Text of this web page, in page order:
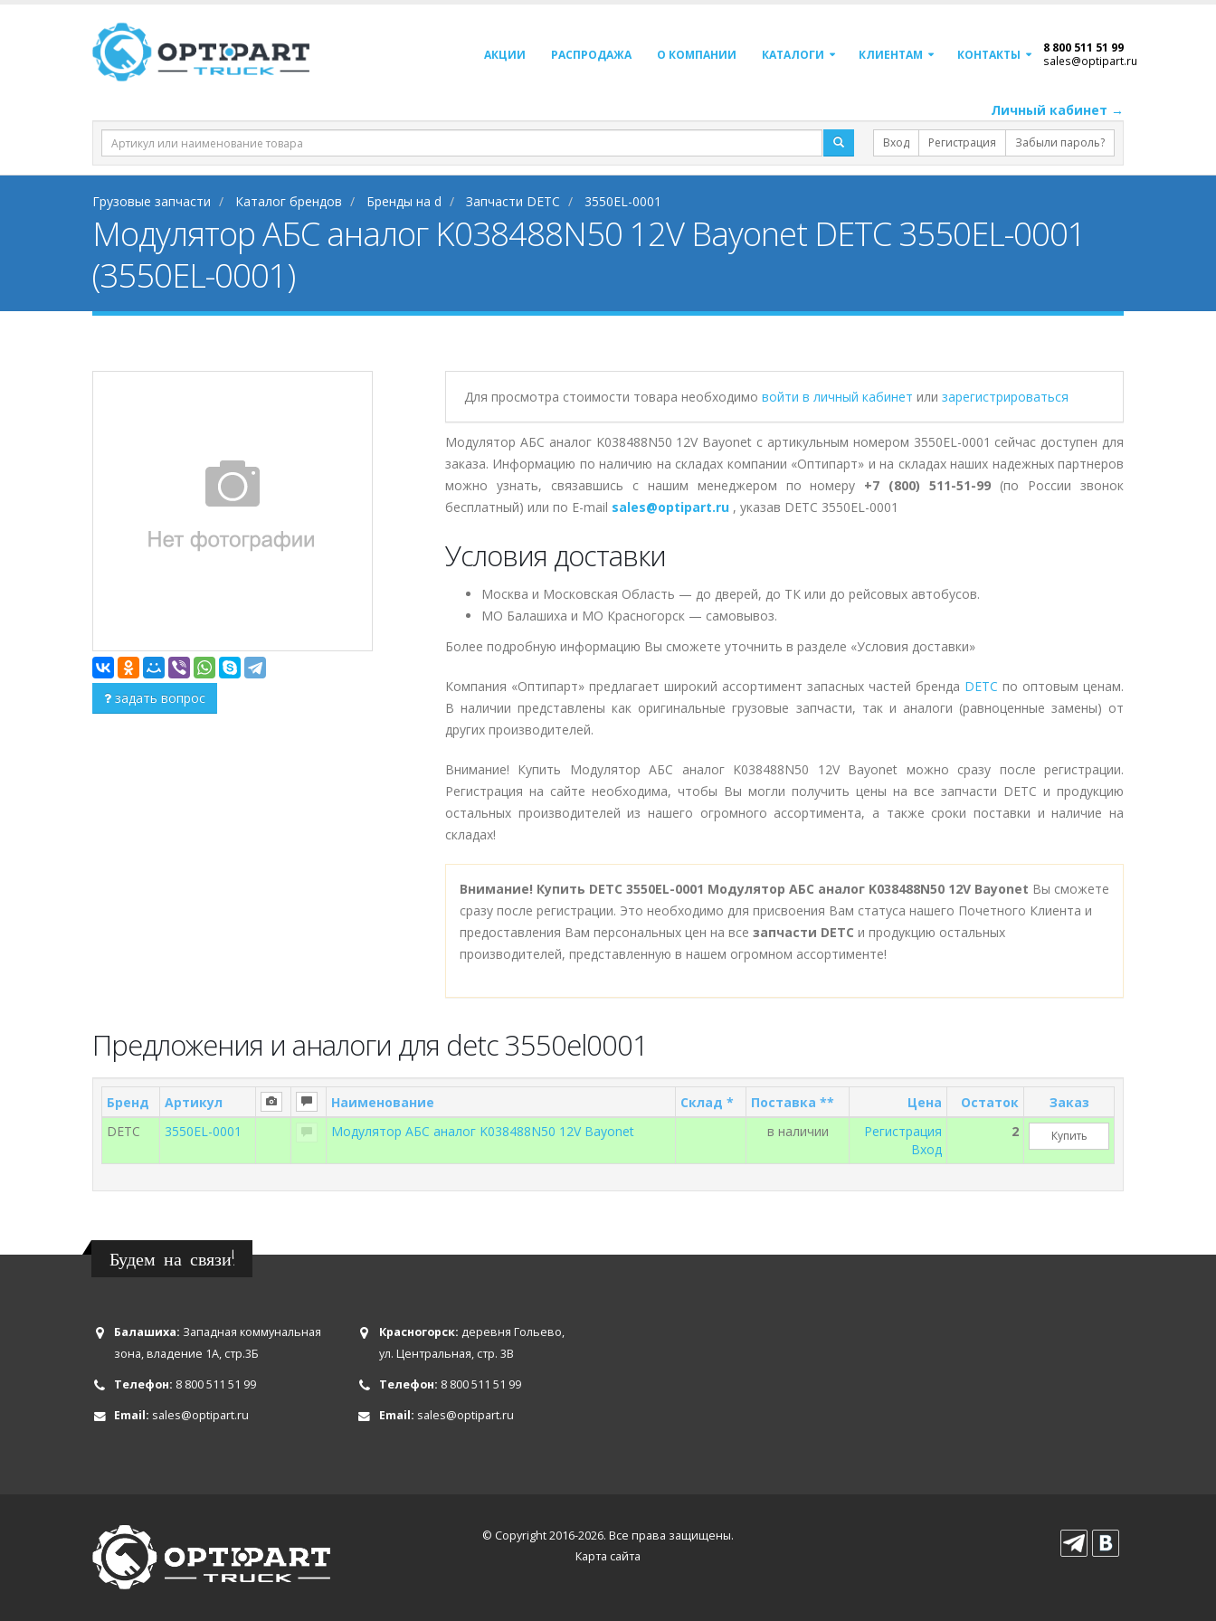
АКЦИИ РАСПРОДАЖА О КОМПАНИИ КАТАЛОГИ КЛИЕНТАМ КОНТАКТЫ 8 800 511 51 99
sales@optipart.ru
Личный кабинет →
Вход Регистрация Забыли пароль?
Грузовые запчасти Каталог брендов Бренды на d Запчасти DETC 3550EL-0001
Модулятор АБС аналог K038488N50 12V Bayonet DETC 3550EL-0001
(3550EL-0001)
задать вопрос
Для просмотра стоимости товара необходимо войти в личный кабинет или зарегистрироваться
Модулятор АБС аналог K038488N50 12V Bayonet с артикульным номером 3550EL-0001 сейчас доступен для
заказа. Информацию по наличию на складах компании «Оптипарт» и на складах наших надежных партнеров
можно узнать, связавшись с нашим менеджером по номеру +7 (800) 511-51-99 (по России звонок
бесплатный) или по E-mail sales@optipart.ru , указав DETC 3550EL-0001
Условия доставки
Москва и Московская Область — до дверей, до ТК или до рейсовых автобусов.
МО Балашиха и МО Красногорск — самовывоз.
Более подробную информацию Вы сможете уточнить в разделе «Условия доставки»
Компания «Оптипарт» предлагает широкий ассортимент запасных частей бренда DETC по оптовым ценам.
В наличии представлены как оригинальные грузовые запчасти, так и аналоги (равноценные замены) от
других производителей.
Внимание! Купить Модулятор АБС аналог K038488N50 12V Bayonet можно сразу после регистрации.
Регистрация на сайте необходима, чтобы Вы могли получить цены на все запчасти DETC и продукцию
остальных производителей из нашего огромного ассортимента, а также сроки поставки и наличие на
складах!
Внимание! Купить DETC 3550EL-0001 Модулятор АБС аналог K038488N50 12V Bayonet Вы сможете
сразу после регистрации. Это необходимо для присвоения Вам статуса нашего Почетного Клиента и
предоставления Вам персональных цен на все запчасти DETC и продукцию остальных
производителей, представленную в нашем огромном ассортименте!
Предложения и аналоги для detc 3550el0001
Бренд Артикул Наименование Склад * Поставка ** Цена Остаток
Заказ
DETC
3550EL-0001 Модулятор АБС аналог K038488N50 12V Bayonet в наличии
Регистрация
Вход
2 Купить
Будем на связи!
Балашиха: Западная коммунальная
зона, владение 1А, стр.3Б
Телефон: 8 800 511 51 99
Email: sales@optipart.ru
Красногорск: деревня Гольево,
ул. Центральная, стр. 3В
Телефон: 8 800 511 51 99
Email: sales@optipart.ru
© Copyright 2016-2026. Все права защищены.
Карта сайта